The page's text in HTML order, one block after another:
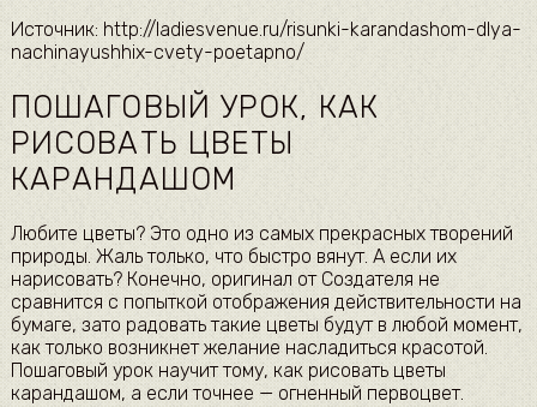
Источник: http://ladiesvenue.ru/risunki-karandashom-dlya-
nachinayushhix-cvety-poetapno/
ПОШАГОВЫЙ УРОК, КАК
РИСОВАТЬ ЦВЕТЫ
КАРАНДАШОМ
Любите цветы? Это одно из самых прекрасных творений
природы. Жаль только, что быстро вянут. А если их
нарисовать? Конечно, оригинал от Создателя не
сравнится с попыткой отображения действительности на
бумаге, зато радовать такие цветы будут в любой момент,
как только возникнет желание насладиться красотой.
Пошаговый урок научит тому, как рисовать цветы
карандашом, а если точнее — огненный первоцвет.